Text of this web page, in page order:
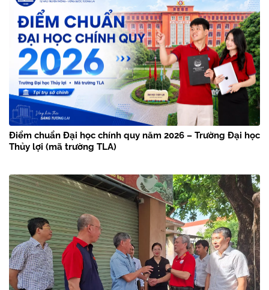
Điểm chuẩn Đại học chính quy năm 2026 – Trường Đại học
Thủy lợi (mã trường TLA)